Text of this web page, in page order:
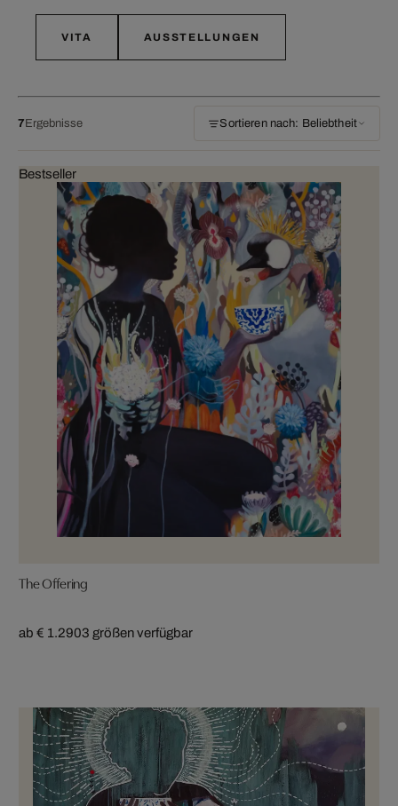
VITA AUSSTELLUNGEN
7Ergebnisse Sortieren nach: Beliebtheit
Bestseller
The Offering
ab € 1.2903 größen verfügbar